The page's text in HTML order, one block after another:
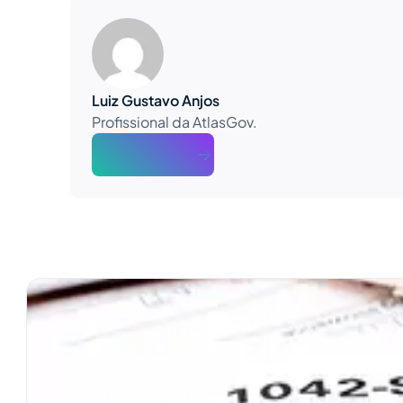
Luiz Gustavo Anjos
Profissional da AtlasGov.
Ver mais